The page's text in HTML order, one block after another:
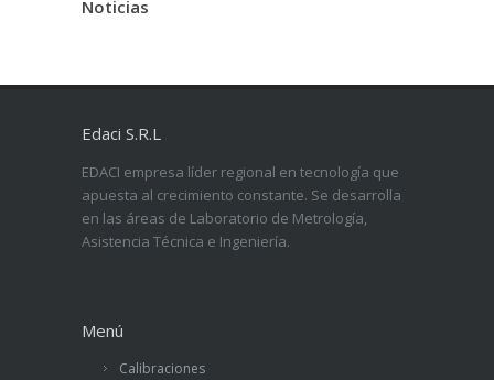
Noticias
Edaci S.R.L
EDACI empresa líder regional en tecnología que
apuesta al crecimiento constante. Se desarrolla
en las áreas de Laboratorio de Metrología,
Asistencia Técnica e Ingeniería.
Menú
Calibraciones